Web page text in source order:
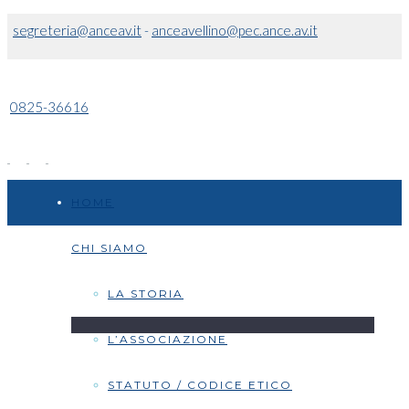
segreteria@anceav.it- anceavellino@pec.ance.av.it
0825-36616
CHI SIAMO
LA STORIA
L’ASSOCIAZIONE
STATUTO / CODICE ETICO